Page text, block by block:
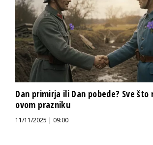
Dan primirja ili Dan pobede? Sve
ovom prazniku
11/11/2025 | 09:00